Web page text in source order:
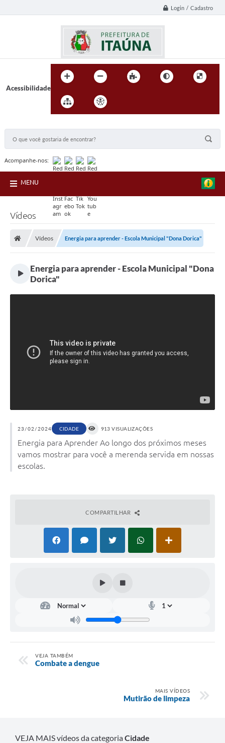
Login / Cadastro
Acessibilidade
Acompanhe-nos:
MENU
Vídeos
Vídeos Energia para aprender - Escola Municipal "Dona Dorica"
Energia para aprender - Escola Municipal "Dona
Dorica"
23/02/2024 CIDADE 913 VISUALIZAÇÕES
Energia para Aprender Ao longo dos próximos meses
vamos mostrar para você a merenda servida em nossas
escolas.
COMPARTILHAR
VEJA TAMBÉM
Combate a dengue
MAIS VÍDEOS
Mutirão de limpeza
VEJA MAIS vídeos da categoriaCidade